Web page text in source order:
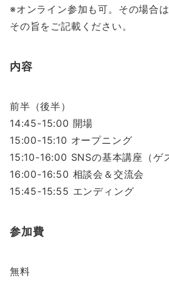
※オンライン参加も可。その場合
その旨をご記載ください。
内容
前半（後半）
14:45-15:00 開場
15:00-15:10 オープニング
15:10-16:00 SNSの基本講座（ゲ
16:00-16:50 相談会＆交流会
15:45-15:55 エンディング
参加費
無料